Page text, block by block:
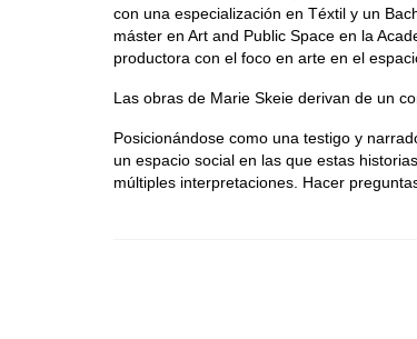
con una especialización en Téxtil y un
máster en Art and Public Space en la
productora con el foco en arte en el
Las obras de Marie Skeie derivan de un
Posicionándose como una testigo y
un espacio social en las que estas
múltiples interpretaciones. Hacer